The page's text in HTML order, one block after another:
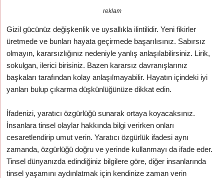
reklam
Gizil gücünüz değişkenlik ve uysallıkla ilintilidir. Yeni fikirler
üretmede ve bunları hayata geçirmede başarılısınız. Sabırsız
olmayın, kararsızlığınız nedeniyle yanlış anlaşılabilirsiniz. Lirik,
sokulgan, ilerici birisiniz. Bazen kararsız davranışlarınız
başkaları tarafından kolay anlaşılmayabilir. Hayatın içindeki iyi
yanları bulup çıkarma düşkünlüğünüze dikkat edin.
İfadenizi, yaratıcı özgürlüğü sunarak ortaya koyacaksınız.
İnsanlara tinsel olaylar hakkında bilgi verirken onları
cesaretlendirip umut verin. Yaratıcı özgürlük ifadesi aynı
zamanda, özgürlüğü doğru ve yerinde kullanmayı da ifade eder.
Tinsel dünyanızda edindiğiniz bilgilere göre, diğer insanlarında
tinsel yaşamını aydınlatmak için kendinize zaman verin